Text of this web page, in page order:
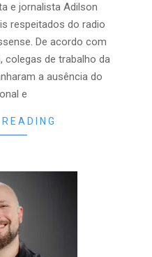
e jornalista Adilson
respeitados do radio
De acordo com
de trabalho da
a ausência do
e